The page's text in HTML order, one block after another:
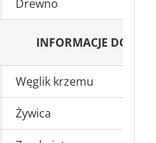
Drewno
INFORMACJE
Węglik krzemu
Żywica